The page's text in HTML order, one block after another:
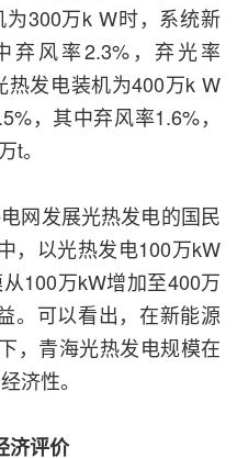
300万k W时，系统新
弃风率2.3%，弃光率
发电装机为400万k W
，其中弃风率1.6%，
t。
网发展光热发电的国民
，以光热发电100万kW
100万kW增加至400万
。可以看出，在新能源
，青海光热发电规模在
济性。
济评价